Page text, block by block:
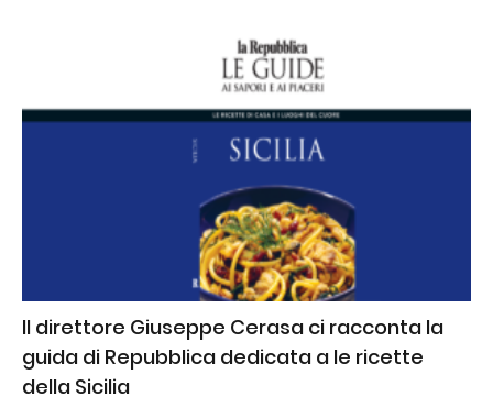
Il direttore Giuseppe Cerasa ci racconta la
guida di Repubblica dedicata a le ricette
della Sicilia